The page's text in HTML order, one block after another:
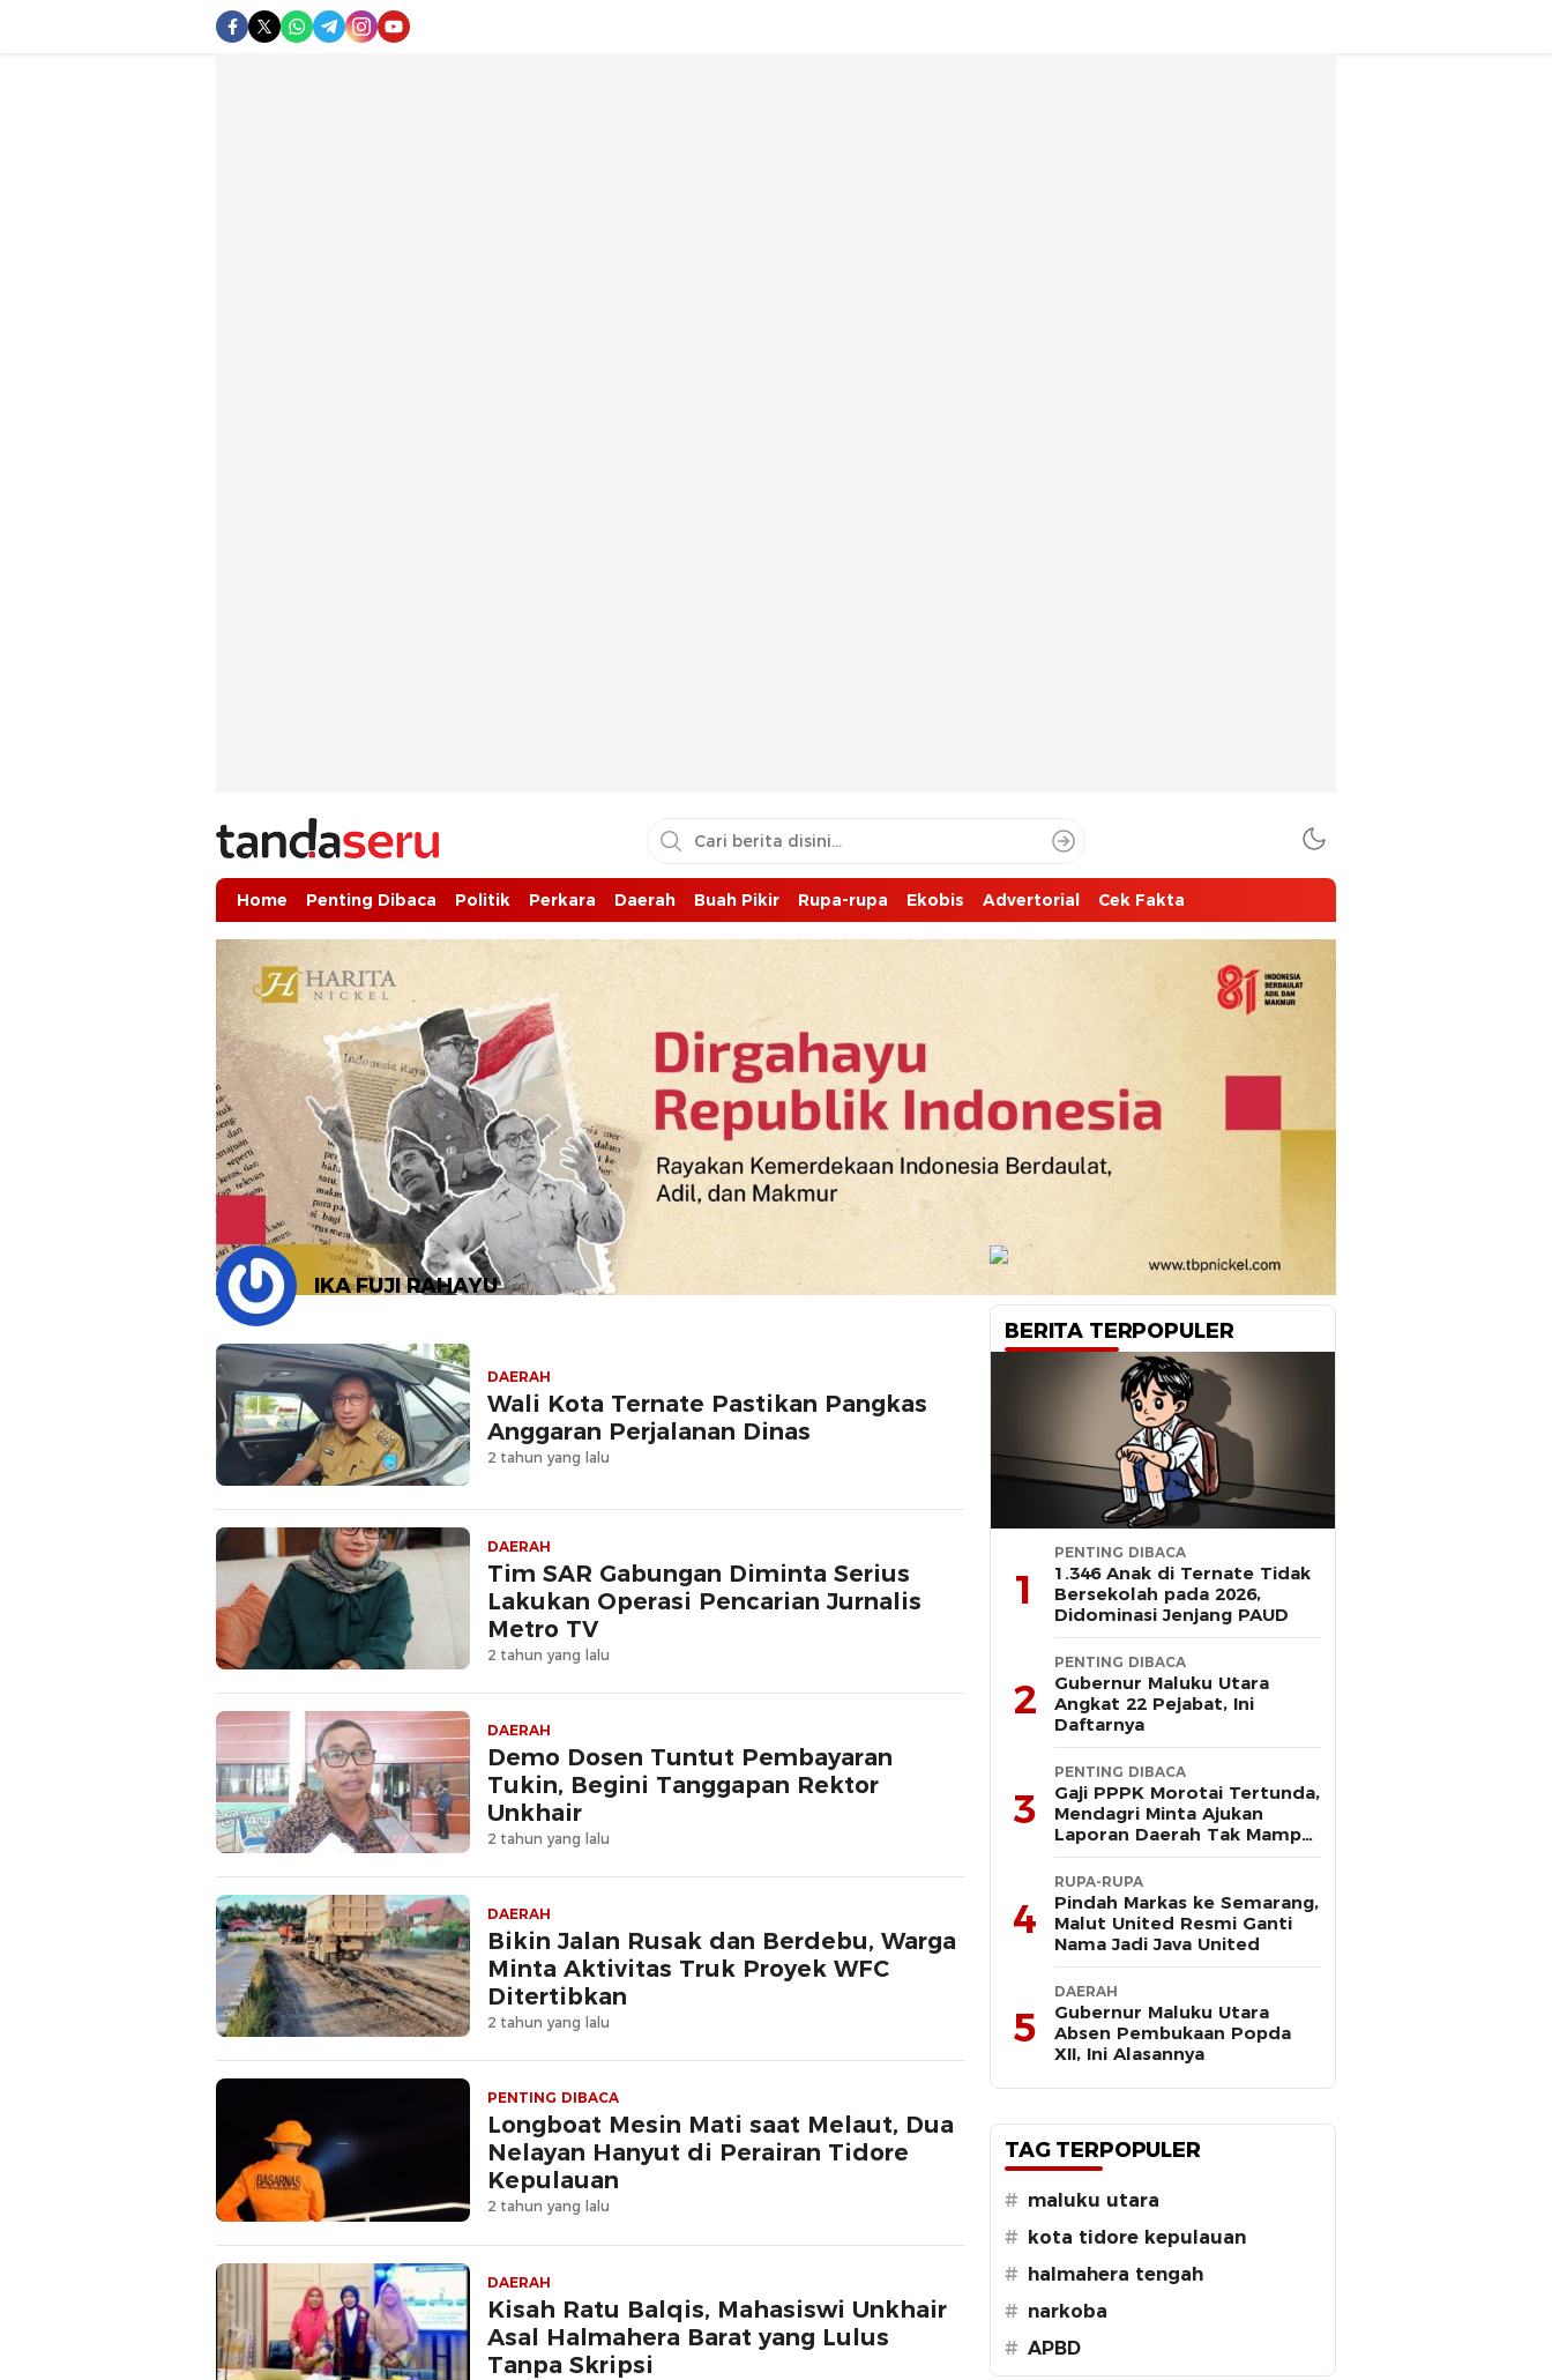
tandaseru.com | Penting Dibaca
tandaseru.com
Home Penting Dibaca Politik Perkara Daerah Buah Pikir Rupa-rupa Ekobis Advertorial Cek Fakta
IKA FUJI RAHAYU
DAERAH
Wali Kota Ternate Pastikan Pangkas
Anggaran Perjalanan Dinas
2 tahun yang lalu
DAERAH
Tim SAR Gabungan Diminta Serius
Lakukan Operasi Pencarian Jurnalis
Metro TV
2 tahun yang lalu
DAERAH
Demo Dosen Tuntut Pembayaran
Tukin, Begini Tanggapan Rektor
Unkhair
2 tahun yang lalu
DAERAH
Bikin Jalan Rusak dan Berdebu, Warga
Minta Aktivitas Truk Proyek WFC
Ditertibkan
2 tahun yang lalu
PENTING DIBACA
Longboat Mesin Mati saat Melaut, Dua
Nelayan Hanyut di Perairan Tidore
Kepulauan
2 tahun yang lalu
DAERAH
Kisah Ratu Balqis, Mahasiswi Unkhair
Asal Halmahera Barat yang Lulus
Tanpa Skripsi
BERITA TERPOPULER
1
PENTING DIBACA
1.346 Anak di Ternate Tidak
Bersekolah pada 2026,
Didominasi Jenjang PAUD
2
PENTING DIBACA
Gubernur Maluku Utara
Angkat 22 Pejabat, Ini
Daftarnya
3
PENTING DIBACA
Gaji PPPK Morotai Tertunda,
Mendagri Minta Ajukan
Laporan Daerah Tak Mampu
Bayar Pegawai
4
RUPA-RUPA
Pindah Markas ke Semarang,
Malut United Resmi Ganti
Nama Jadi Java United
5
DAERAH
Gubernur Maluku Utara
Absen Pembukaan Popda
XII, Ini Alasannya
TAG TERPOPULER
# maluku utara
#
kota tidore kepulauan
#
halmahera tengah
# narkoba
# APBD